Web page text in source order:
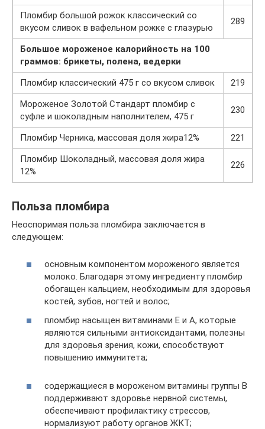
Пломбир большой рожок классический со
вкусом сливок в вафельном рожке с глазурью
289
Большое мороженое калорийность на 100
граммов: брикеты, полена, ведерки
Пломбир классический 475 г со вкусом сливок
219
Мороженое Золотой Стандарт пломбир с
суфле и шоколадным наполнителем, 475 г
230
Пломбир Черника, массовая доля жира12%
221
Пломбир Шоколадный, массовая доля жира
12%
226
Польза пломбира
Неоспоримая польза пломбира заключается в
следующем:
основным компонентом мороженого является
молоко. Благодаря этому ингредиенту пломбир
обогащен кальцием, необходимым для здоровья
костей, зубов, ногтей и волос;
пломбир насыщен витаминами Е и А, которые
являются сильными антиоксидантами, полезны
для здоровья зрения, кожи, способствуют
повышению иммунитета;
содержащиеся в мороженом витамины группы В
поддерживают здоровье нервной системы,
обеспечивают профилактику стрессов,
нормализуют работу органов ЖКТ;